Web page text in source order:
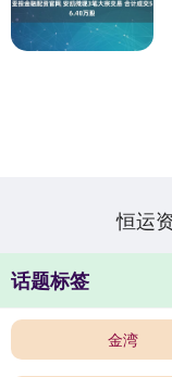
恒运
话题标签
金湾